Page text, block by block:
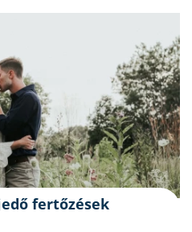
fertőzések